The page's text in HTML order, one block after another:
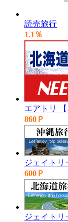
読売旅行
1.1％
エアトリ
860Ｐ
ジェイトリ
600Ｐ
ジェイトリ